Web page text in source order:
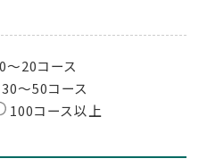
〜20コース
30〜50コース
100コース以上